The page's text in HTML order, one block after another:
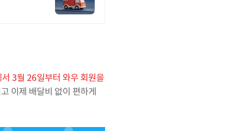
3월 26일부터 와우 회원을
이제 배달비 없이 편하게